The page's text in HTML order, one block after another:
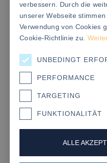
verbessern. Durch die
unserer Webseite
Verwendung von Cookies
Cookie-Richtlinie zu.
UNBEDINGT
PERFORMANCE
TARGETING
FUNKTIONALITÄT
ALLE